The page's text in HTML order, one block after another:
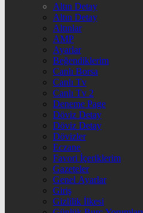
Altın Detay
Altın Detay
Altınlar
AMP
Ayarlar
Beğendiklerim
Canlı Borsa
Canlı Tv
Canlı Tv 2
Deneme Page
Döviz Detay
Döviz Detay
Dövizler
Eczane
Favori İçeriklerim
Gazeteler
Genel Ayarlar
Giriş
Gizlilik İlkesi